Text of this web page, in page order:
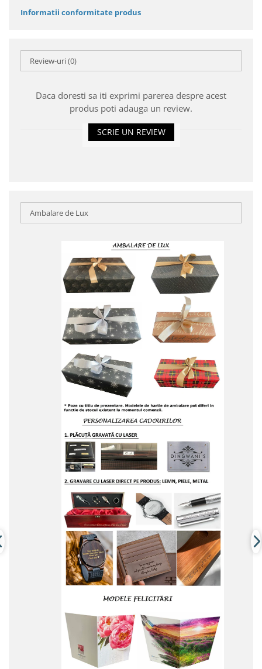
Informatii conformitate produs
Review-uri(0)
Daca doresti sa iti exprimi parerea despre acest
produs poti adauga un review.
SCRIE UN REVIEW
Ambalare de Lux